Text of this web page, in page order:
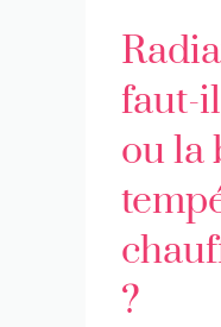
faut-
ou la
?